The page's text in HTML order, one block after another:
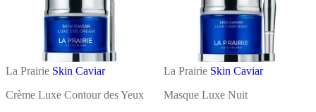
La Prairie Skin Caviar
Crème Luxe Contour des Yeux
La Prairie Skin Caviar
Masque Luxe Nuit